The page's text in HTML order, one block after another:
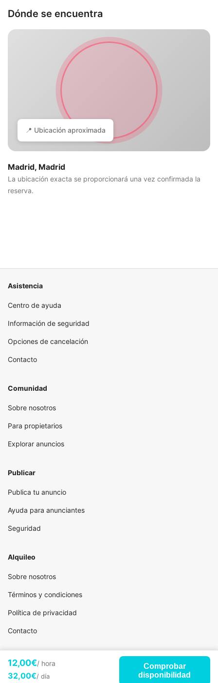
Dónde se encuentra
📍 Ubicación aproximada
Madrid, Madrid
La ubicación exacta se proporcionará una vez confirmada la
reserva.
12,00€/ hora
32,00€/ día
Comprobar
disponibilidad
Asistencia
Centro de ayuda
Información de seguridad
Opciones de cancelación
Contacto
Comunidad
Sobre nosotros
Para propietarios
Explorar anuncios
Publicar
Publica tu anuncio
Ayuda para anunciantes
Seguridad
Alquileo
Sobre nosotros
Términos y condiciones
Política de privacidad
Contacto